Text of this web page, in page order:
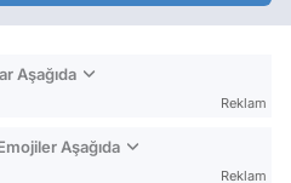
Aşağıda
Reklam
Aşağıda
Reklam